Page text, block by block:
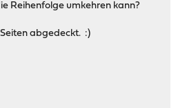
Reihenfolge umkehren kann?
abgedeckt. :)